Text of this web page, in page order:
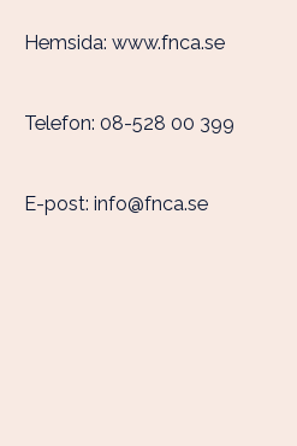
Hemsida: www.fnca.se
Telefon: 08-528 00 399
E-post: info@fnca.se